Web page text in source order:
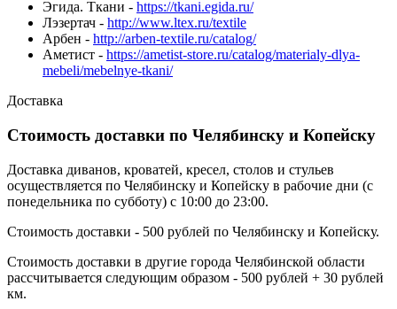
Эгида. Ткани - https://tkani.egida.ru/
Лэзертач - http://www.ltex.ru/textile
Арбен - http://arben-textile.ru/catalog/
Аметист - https://ametist-store.ru/catalog/materialy-dlya-
mebeli/mebelnye-tkani/
Доставка
Стоимость доставки по Челябинску и Копейску
Доставка диванов, кроватей, кресел, столов и стульев
осуществляется по Челябинску и Копейску в рабочие дни (с
понедельника по субботу) с 10:00 до 23:00.
Стоимость доставки - 500 рублей по Челябинску и Копейску.
Стоимость доставки в другие города Челябинской области
рассчитывается следующим образом - 500 рублей + 30 рублей
км.